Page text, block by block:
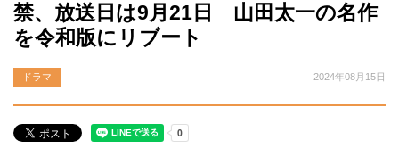
禁、放送日は9月21日 山田太一の名作
を令和版にリブート
ドラマ 2024年08月15日